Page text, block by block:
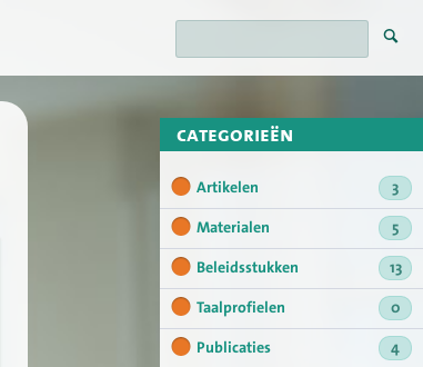
categorieën
Artikelen
3
Materialen
5
Beleidsstukken
13
Taalprofielen
0
Publicaties
4